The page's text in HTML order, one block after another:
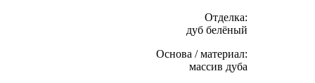
Отделка:
дуб белёный
Основа / материал:
массив дуба